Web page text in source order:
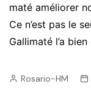
maté améliorer
Ce n’est pas le
Gallimaté l’a
Rosario-HM